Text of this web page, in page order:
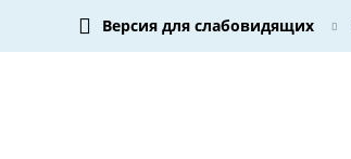
Версия для слабовидящих